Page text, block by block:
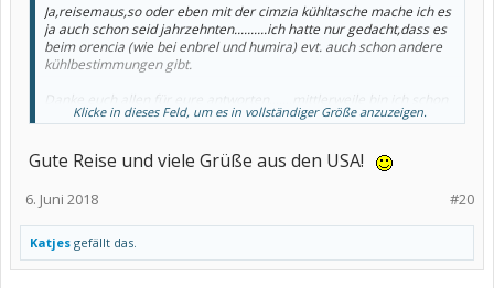
Ja,reisemaus,so oder eben mit der cimzia kühltasche mache ich es
ja auch schon seid jahrzehnten..........ich hatte nur gedacht,dass es
beim orencia (wie bei enbrel und humira) evt. auch schon andere
kühlbestimmungen gibt.
Danke euch allen für eure antworten.......mittlerweile bin ich schon
unterwegs ☺
Katjes
Klicke in dieses Feld, um es in vollständiger Größe anzuzeigen.
Gute Reise und viele Grüße aus den USA!
#20
6. Juni 2018
Katjes gefällt das.